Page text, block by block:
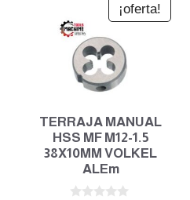
¡oferta!
TERRAJA MANUAL
HSS MF M12-1.5
38X10MM VOLKEL
ALEm